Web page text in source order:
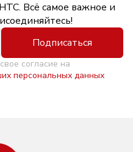
Всё самое важное и
Подписаться
согласие на
персональных данных